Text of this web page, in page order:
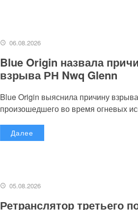
06.08.2026
Blue Origin назвала
взрыва РН Nwq Glenn
Blue Origin выяснила причину
произошедшего во время огневых
Далее
05.08.2026
Ретранслятор третьего